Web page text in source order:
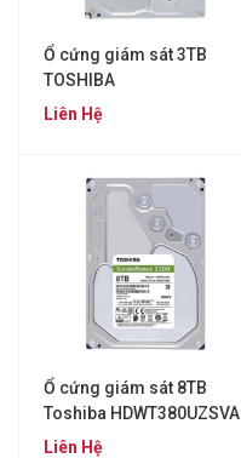
Ổ cứng giám sát 3TB
TOSHIBA
HDWU130UZSVA
Liên Hệ
Ổ cứng giám sát 8TB
Toshiba HDWT380UZSVA
Liên Hệ